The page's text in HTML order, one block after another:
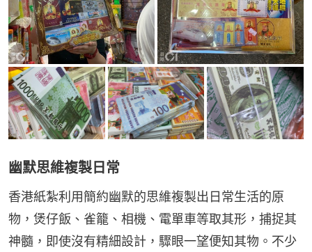
幽默思維複製日常
香港紙紮利用簡約幽默的思維複製出日常生活的原
物，煲仔飯、雀籠、相機、電單車等取其形，捕捉其
神髓，即使沒有精細設計，驟眼一望便知其物。不少